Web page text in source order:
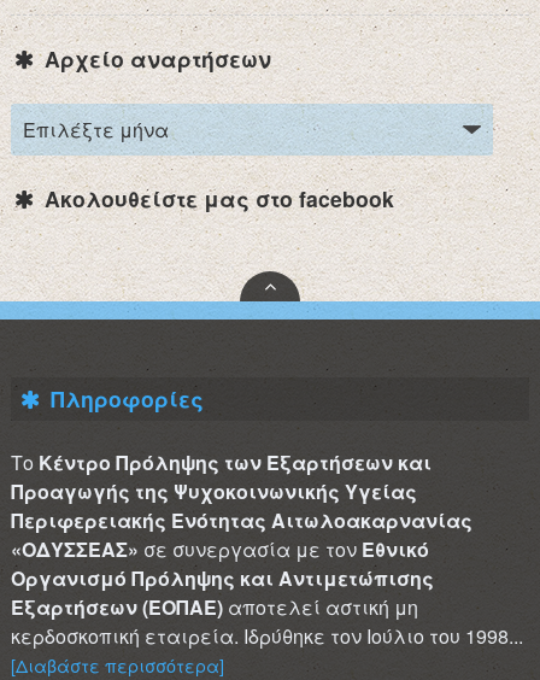
Αρχείο αναρτήσεων
Ακολουθείστε μας στο facebook
Πληροφορίες
Το Κέντρο Πρόληψης των Εξαρτήσεων και
Προαγωγής της Ψυχοκοινωνικής Υγείας
Περιφερειακής Ενότητας Αιτωλοακαρνανίας
«ΟΔΥΣΣΕΑΣ» σε συνεργασία με τον Εθνικό
Οργανισμό Πρόληψης και Αντιμετώπισης
Εξαρτήσεων (ΕΟΠΑΕ)αποτελεί αστική μη
κερδοσκοπική εταιρεία. Ιδρύθηκε τον Ιούλιο του 1998...
[Διαβάστε περισσότερα]